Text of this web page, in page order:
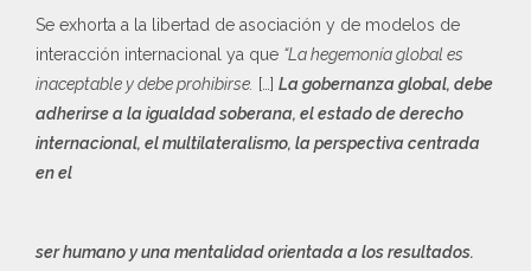
Se exhorta a la libertad de asociación y de modelos de
interacción internacional ya que “La hegemonía global es
inaceptable y debe prohibirse. […] La gobernanza global, debe
adherirse a la igualdad soberana, el estado de derecho
internacional, el multilateralismo, la perspectiva centrada
en el
ser humano y una mentalidad orientada a los resultados.